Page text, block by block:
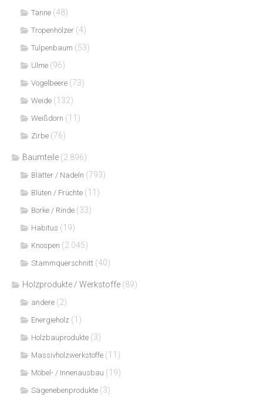
Tanne (48)
Tropenhölzer (4)
Tulpenbaum (53)
Ulme (96)
Vogelbeere (73)
Weide (132)
Weißdorn (11)
Zirbe (76)
Baumteile (2.896)
Blätter / Nadeln (793)
Blüten / Früchte (11)
Borke / Rinde (33)
Habitus (19)
Knospen (2.045)
Stammquerschnitt (40)
Holzprodukte / Werkstoffe (89)
andere (2)
Energieholz (1)
Holzbauprodukte (3)
Massivholzwerkstoffe (11)
Möbel- / Innenausbau (19)
Sägenebenprodukte (3)